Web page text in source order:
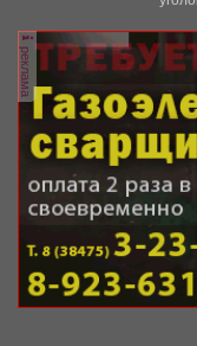
реклама